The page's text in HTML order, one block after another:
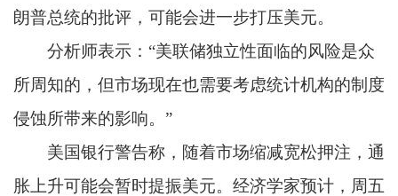
朗普总统的批评，可能会进一步打压美元。
分析师表示：“美联储独立性面临的风险是众
所周知的，但市场现在也需要考虑统计机构的制度
侵蚀所带来的影响。”
美国银行警告称，随着市场缩减宽松押注，通
胀上升可能会暂时提振美元。经济学家预计，周五